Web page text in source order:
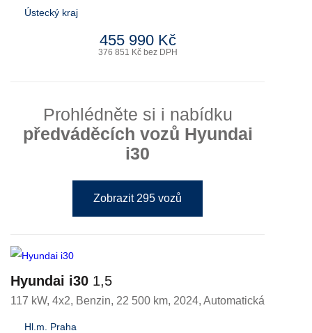
Ústecký kraj
455 990 Kč
376 851 Kč bez DPH
Prohlédněte si i nabídku
předváděcích vozů Hyundai
i30
Zobrazit 295 vozů
Hyundai i30 1,5
117 kW, 4x2, Benzin, 22 500 km, 2024, Automatická
Hl.m. Praha